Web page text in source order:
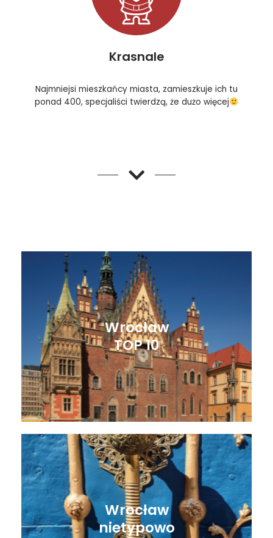
Krasnale
Najmniejsi mieszkańcy miasta, zamieszkuje ich tu
ponad 400, specjaliści twierdzą, że dużo więcej
Wrocław
TOP 10
Wrocław
nietypowo